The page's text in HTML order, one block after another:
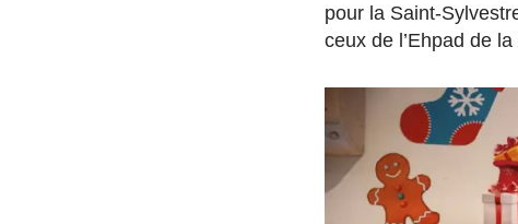
pour la Saint-
ceux de l’Ehpad de